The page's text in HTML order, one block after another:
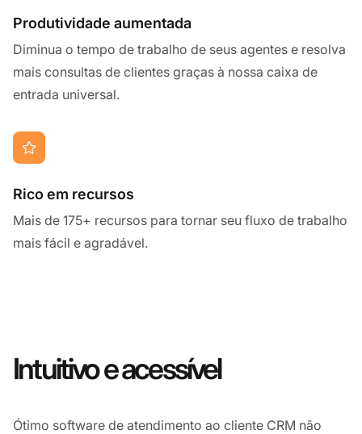
Produtividade aumentada
Diminua o tempo de trabalho de seus agentes e resolva
mais consultas de clientes graças à nossa caixa de
entrada universal.
Rico em recursos
Mais de 175+ recursos para tornar seu fluxo de trabalho
mais fácil e agradável.
Intuitivo e acessível
Ótimo software de atendimento ao cliente CRM não